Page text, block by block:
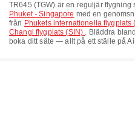
TR645 (TGW) är en reguljär flygning
Phuket - Singapore med en
från Phukets internationella flygplats
Changi flygplats (SIN) . Bläddra
boka ditt säte — allt på ett ställe på